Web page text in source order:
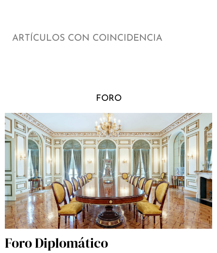
ARTÍCULOS CON COINCIDENCIA
FORO
Foro Diplomático